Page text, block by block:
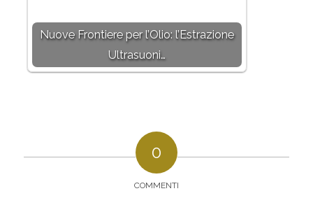
Nuove Frontiere per l’Olio: l’Estrazione
Ultrasuoni…
0
COMMENTI